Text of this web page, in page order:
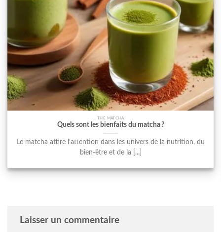
THÉ MATCHA
Quels sont les bienfaits du matcha ?
Le matcha attire l’attention dans les univers de la nutrition, du
bien-être et de la [...]
Laisser un commentaire